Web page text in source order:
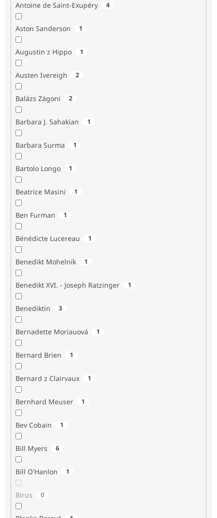
Antoine de Saint-Exupéry 4
Aston Sanderson 1
Augustin z Hippo 1
Austen Ivereigh 2
Balázs Zágoni 2
Barbara J. Sahakian 1
Barbara Surma 1
Bartolo Longo 1
Beatrice Masini 1
Ben Furman 1
Bénédicte Lucereau 1
Benedikt Mohelník 1
Benedikt XVI. - Joseph Ratzinger 1
Benediktin 3
Bernadette Moriauová 1
Bernard Brien 1
Bernard z Clairvaux 1
Bernhard Meuser 1
Bev Cobain 1
Bill Myers 6
Bill O'Hanlon 1
Birus 0